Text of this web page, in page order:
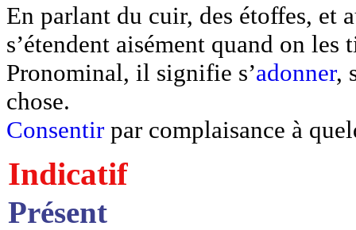
En parlant du cuir, des étoffes, et
s’étendent aisément quand on les
Pronominal, il signifie s’adonner,
chose.
Consentir par complaisance à
Indicatif
Présent